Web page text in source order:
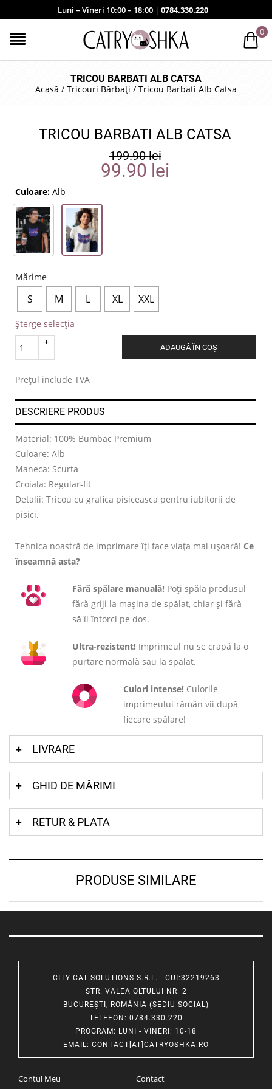
Luni – Vineri 10:00 – 18:00 | 0784.330.220
0
TRICOU BARBATI ALB CATSA
Acasă / Tricouri Bărbați / Tricou Barbati Alb Catsa
TRICOU BARBATI ALB CATSA
199.90lei
99.90 lei
Culoare: Alb
Mărime
S M L XL XXL
Șterge selecția
Quantity
ADAUGĂ ÎN COȘ
Prețul include TVA
DESCRIERE PRODUS
Material: 100% Bumbac Premium
Culoare: Alb
Maneca: Scurta
Croiala: Regular-fit
Detalii: Tricou cu grafica pisiceasca pentru iubitorii de
pisici.
Tehnica noastră de imprimare îți face viața mai ușoară! Ce
înseamnă asta?
Fără spălare manuală! Poți spăla produsul
fără griji la mașina de spălat, chiar și fără
să îl întorci pe dos.
Ultra-rezistent! Imprimeul nu se crapă la o
purtare normală sau la spălat.
Culori intense! Culorile
imprimeului rămân vii după
fiecare spălare!
LIVRARE
GHID DE MĂRIMI
RETUR & PLATA
PRODUSE SIMILARE
CITY CAT SOLUTIONS S.R.L. - CUI:32219263
STR. VALEA OLTULUI NR. 2
BUCUREȘTI, ROMÂNIA (SEDIU SOCIAL)
TELEFON : 0784.330.220
PROGRAM: LUNI - VINERI: 10-18
EMAIL: CONTACT[AT]CATRYOSHKA.RO
Contul Meu Contact